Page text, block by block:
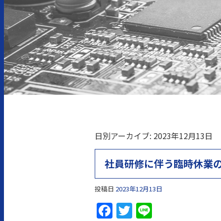
日別アーカイブ: 2023年12月13日
社員研修に伴う臨時休業
投稿日 2023年12月13日
Facebook
Twitter